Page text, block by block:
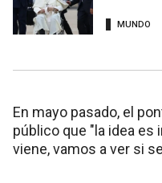
MUNDO
En mayo pasado, el
público que "la idea es
viene, vamos a ver si